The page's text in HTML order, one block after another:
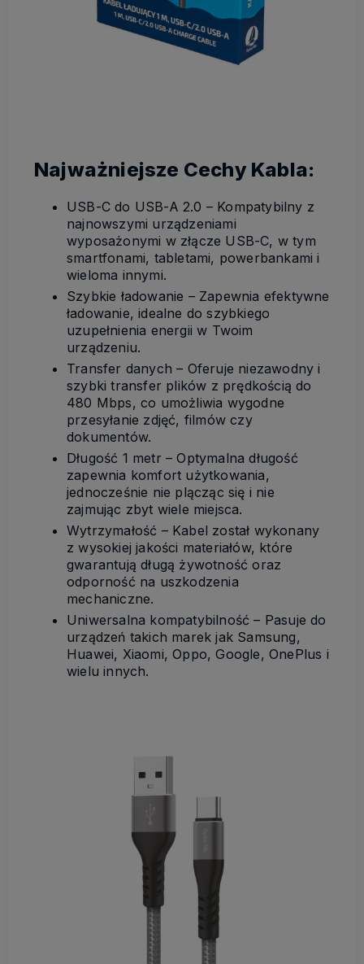
Najważniejsze Cechy Kabla:
USB-C do USB-A 2.0 – Kompatybilny z
najnowszymi urządzeniami
wyposażonymi w złącze USB-C, w tym
smartfonami, tabletami, powerbankami i
wieloma innymi.
Szybkie ładowanie – Zapewnia efektywne
ładowanie, idealne do szybkiego
uzupełnienia energii w Twoim
urządzeniu.
Transfer danych – Oferuje niezawodny i
szybki transfer plików z prędkością do
480 Mbps, co umożliwia wygodne
przesyłanie zdjęć, filmów czy
dokumentów.
Długość 1 metr – Optymalna długość
zapewnia komfort użytkowania,
jednocześnie nie plącząc się i nie
zajmując zbyt wiele miejsca.
Wytrzymałość – Kabel został wykonany
z wysokiej jakości materiałów, które
gwarantują długą żywotność oraz
odporność na uszkodzenia
mechaniczne.
Uniwersalna kompatybilność – Pasuje do
urządzeń takich marek jak Samsung,
Huawei, Xiaomi, Oppo, Google, OnePlus i
wielu innych.